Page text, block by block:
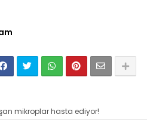
mikroplar hasta ediyor!